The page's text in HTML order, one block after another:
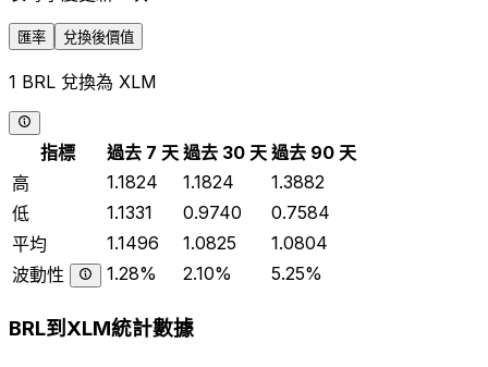
匯率 兌換後價值
1 BRL 兌換為 XLM
指標 過去 7 天 過去 30 天 過去 90 天
高
1.1824 1.1824
1.3882
低
1.1331 0.9740
0.7584
平均
1.1496 1.0825
1.0804
波動性
1.28% 2.10% 5.25%
BRL到XLM統計數據